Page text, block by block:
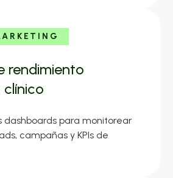
rendimiento
dashboards para monitorear
campañas y KPIs de